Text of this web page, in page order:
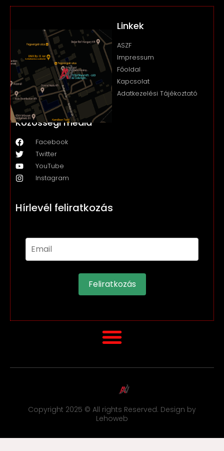
Linkek
ASZF
Impressum
Főoldal
Kapcsolat
Adatkezelési Tájékoztató
Közösségi média
Facebook
Twitter
YouTube
Instagram
Hírlevél feliratkozás
Feliratkozás
Copyright 2025 © All rights Reserved. Design by
Lehoweb